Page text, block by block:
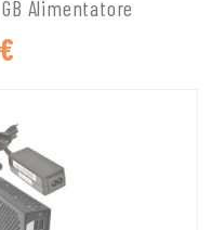
GB Alimentatore
€